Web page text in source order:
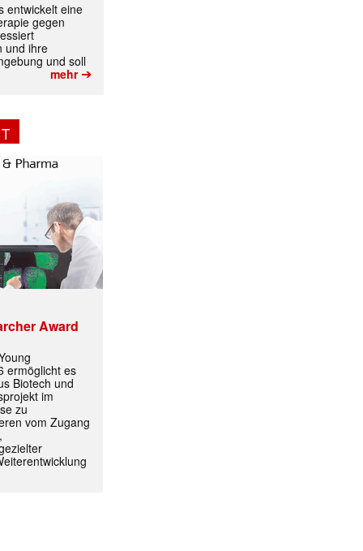
entwickelt eine
gegen
und ihre
und soll
mehr➔
Award
ermöglicht es
Biotech und
im
zu
vom Zugang